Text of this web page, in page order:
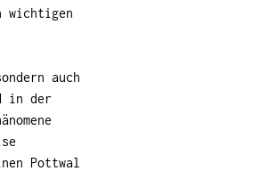
wichtigen
auch
in der
Pottwal